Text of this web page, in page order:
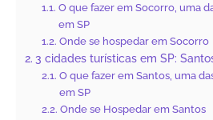
O que fazer em Socorro, uma
em SP
Onde se hospedar em Socorro
3 cidades turísticas em SP:
O que fazer em Santos, uma
em SP
Onde se Hospedar em Santos